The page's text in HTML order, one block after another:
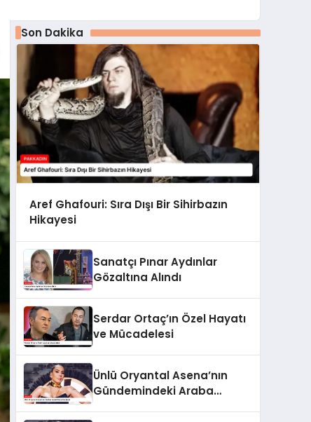
Son Dakika
Aref Ghafouri: Sıra Dışı Bir Sihirbazın
Hikayesi
Sanatçı Pınar Aydınlar
Gözaltına Alındı
Serdar Ortaç’ın Özel Hayatı
ve Mücadelesi
Ünlü Oryantal Asena’nın
Gündemindeki Araba